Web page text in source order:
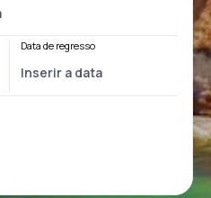
Data de regresso